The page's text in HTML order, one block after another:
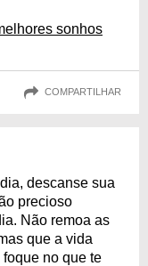
sonhos
COMPARTILHAR
descanse sua
precioso
Não remoa as
que a vida
no que te